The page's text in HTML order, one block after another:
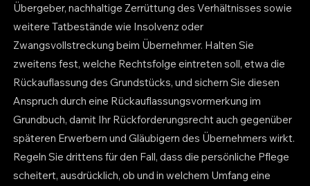
Übergeber, nachhaltige Zerrüttung des Verhältnisses sowie
weitere Tatbestände wie Insolvenz oder
Zwangsvollstreckung beim Übernehmer. Halten Sie
zweitens fest, welche Rechtsfolge eintreten soll, etwa die
Rückauflassung des Grundstücks, und sichern Sie diesen
Anspruch durch eine Rückauflassungsvormerkung im
Grundbuch, damit Ihr Rückforderungsrecht auch gegenüber
späteren Erwerbern und Gläubigern des Übernehmers wirkt.
Regeln Sie drittens für den Fall, dass die persönliche Pflege
scheitert, ausdrücklich, ob und in welchem Umfang eine